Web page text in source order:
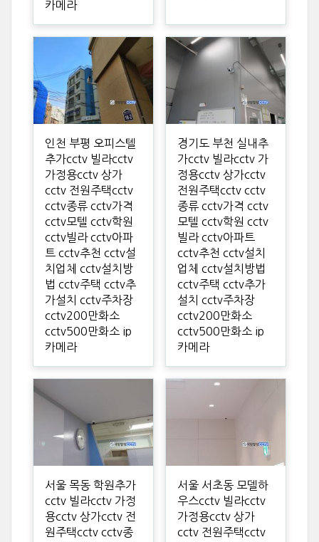
카메라
인천 부평 오피스텔
추가cctv 빌라cctv
가정용cctv 상가
cctv 전원주택cctv
cctv종류 cctv가격
cctv모텔 cctv학원
cctv빌라 cctv아파
트 cctv추천 cctv설
치업체 cctv설치방
법 cctv주택 cctv추
가설치 cctv주차장
cctv200만화소
cctv500만화소 ip
카메라
경기도 부천 실내추
가cctv 빌라cctv 가
정용cctv 상가cctv
전원주택cctv cctv
종류 cctv가격 cctv
모텔 cctv학원 cctv
빌라 cctv아파트
cctv추천 cctv설치
업체 cctv설치방법
cctv주택 cctv추가
설치 cctv주차장
cctv200만화소
cctv500만화소 ip
카메라
서울 목동 학원추가
cctv 빌라cctv 가정
용cctv 상가cctv 전
원주택cctv cctv종
서울 서초동 모델하
우스cctv 빌라cctv
가정용cctv 상가
cctv 전원주택cctv